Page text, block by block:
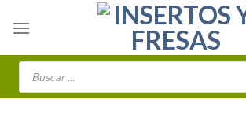
Búsqueda